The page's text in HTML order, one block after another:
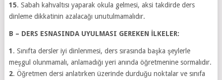
15. Sabah kahvaltısı yaparak okula gelmesi, aksi takdirde ders
dinleme dikkatinin azalacağı unutulmamalıdır.
B – DERS ESNASINDA UYULMASI GEREKEN İLKELER:
1 . Sınıfta dersler iyi dinlenmesi, ders sırasında başka şeylerle
meşgul olunmamalı, anlamadığı yeri anında öğretmenine sormalıdır.
2. Öğretmen dersi anlatırken üzerinde durduğu noktalar ve sınıfa